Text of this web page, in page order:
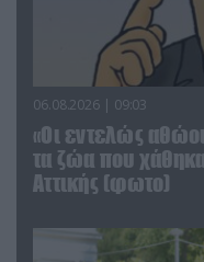
06.08.2026 | 09:03
«Οι εντελώς
τα ζώα που
Αττικής (φωτο)